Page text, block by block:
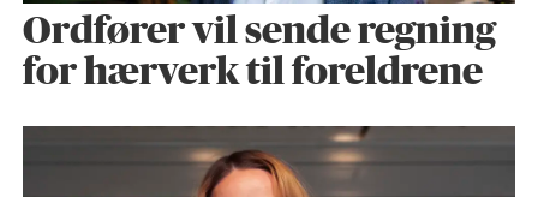
Ordfører vil sende regning
for hærverk til foreldrene